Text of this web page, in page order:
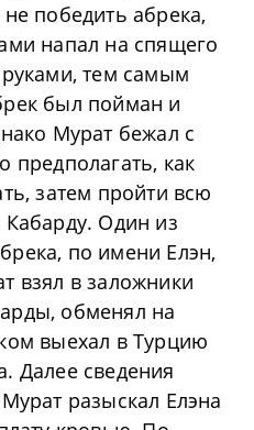
победить абрека,
напал на спящего
тем самым
был пойман и
Мурат бежал с
предполагать, как
затем пройти всю
Один из
по имени Елэн,
взял в заложники
обменял на
выехал в Турцию
Далее сведения
разыскал Елэна